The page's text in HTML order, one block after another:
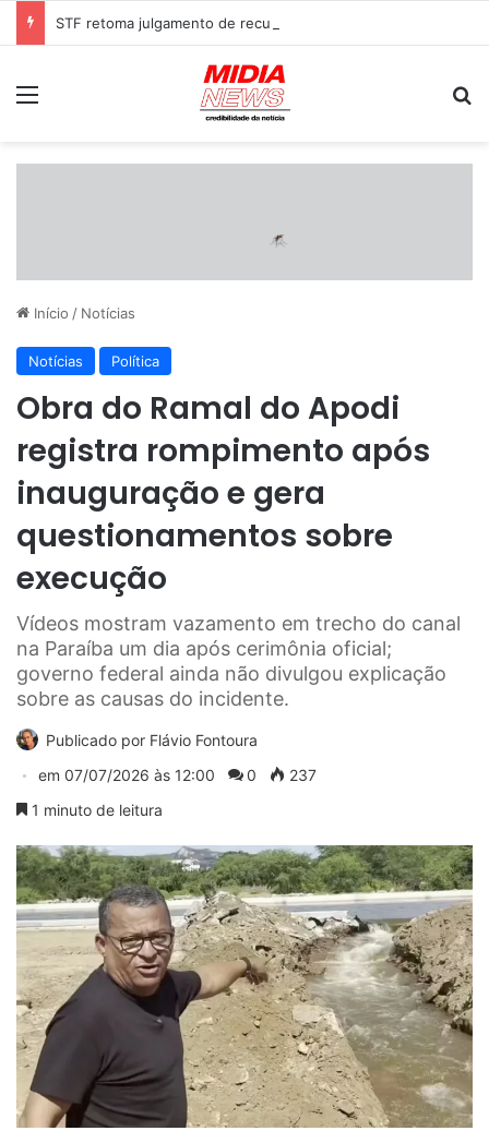
Início / Notícias
Notícias Política
Obra do Ramal do Apodi
registra rompimento após
inauguração e gera
questionamentos sobre
execução
Vídeos mostram vazamento em trecho do canal
na Paraíba um dia após cerimônia oficial;
governo federal ainda não divulgou explicação
sobre as causas do incidente.
Publicado por Flávio Fontoura
em 07/07/2026 às 12:00 0
237
1 minuto de leitura